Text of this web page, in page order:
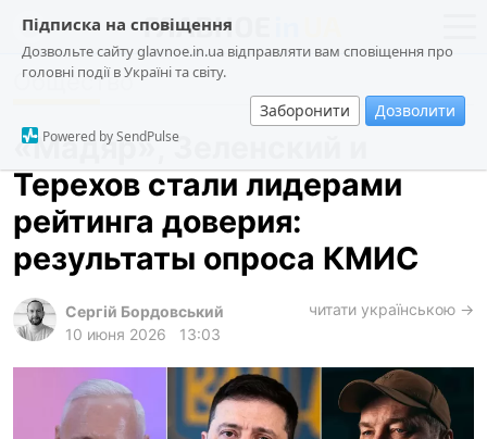
Підписка на сповіщення
Дозвольте сайту glavnoe.in.ua відправляти вам сповіщення про
головні події в Україні та світу.
Заборонити Дозволити
Powered by SendPulse
новости
о проекте
общество
происшествия
криминал
техно
харьков
архив
Общество
«Мадяр», Зеленский и
Терехов стали лидерами
рейтинга доверия:
результаты опроса КМИС
Сергій Бордовський
10 июня 2026
13:03
читати українською →